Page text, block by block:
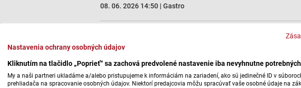
Nastavenia ochrany osobných údajov
Kliknutím na tlačidlo „Poprieť“ sa zachová predvolené nastavenie iba nevyhnutne
My a naši partneri ukladáme a/alebo pristupujeme k informáciám na zariadení, ako sú jedinečné ID v
prehliadača na spracovanie osobných údajov. Niektorí predajcovia môžu spracúvať vaše osobné údaje na
08. 06. 2026 14:50 | Gastro
A cseresznye és a
Gyerekkorunkban
lekvárként,
ételek